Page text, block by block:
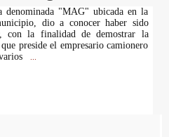
denominada "MAG" ubicada en la
dio a conocer haber sido
con la finalidad de demostrar la
preside el empresario camionero